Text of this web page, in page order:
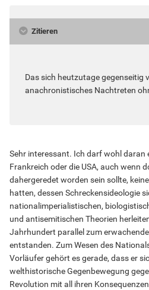
Zitieren
Das sich heutzutage gegenseitig
anachronistisches Nachtreten
Sehr interessant. Ich darf wohl daran
Frankreich oder die USA, auch wenn
dahergeredet worden sein sollte,
hatten, dessen Schreckensideologie
nationalimperialistischen,
und antisemitischen Theorien
Jahrhundert parallel zum
entstanden. Zum Wesen des
Vorläufer gehört es gerade, dass er
welthistorische Gegenbewegung
Revolution mit all ihren